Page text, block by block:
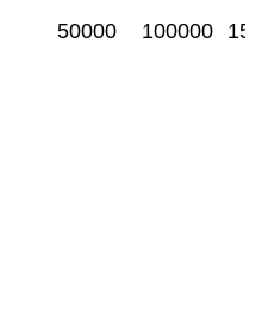
50000 100000